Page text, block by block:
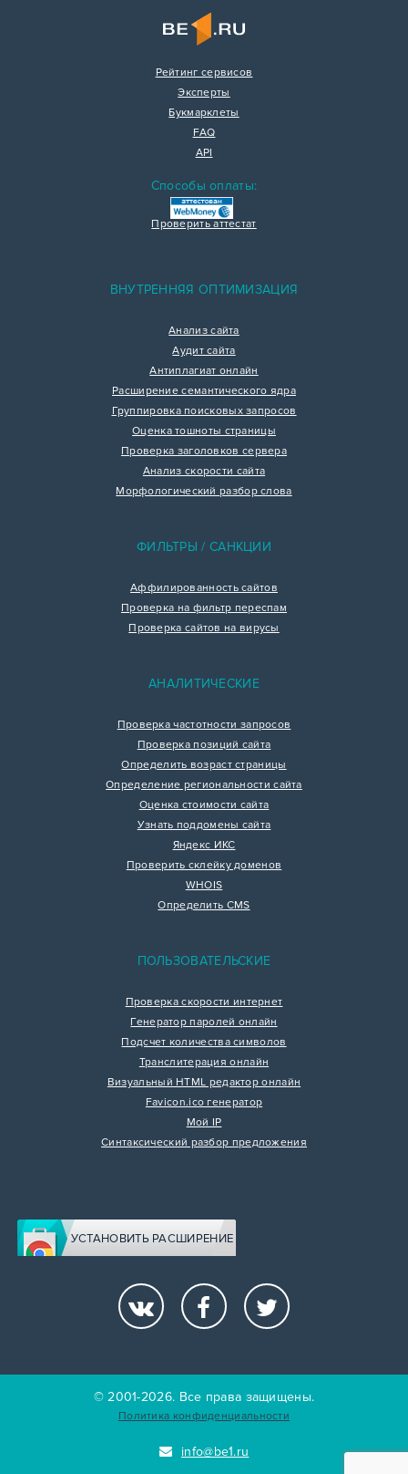
Рейтинг сервисов
Эксперты
Букмарклеты
FAQ
API
Способы оплаты:
Проверить аттестат
ВНУТРЕННЯЯ ОПТИМИЗАЦИЯ
Анализ сайта
Аудит сайта
Антиплагиат онлайн
Расширение семантического ядра
Группировка поисковых запросов
Оценка тошноты страницы
Проверка заголовков сервера
Анализ скорости сайта
Морфологический разбор слова
ФИЛЬТРЫ / САНКЦИИ
Аффилированность сайтов
Проверка на фильтр переспам
Проверка сайтов на вирусы
АНАЛИТИЧЕСКИЕ
Проверка частотности запросов
Проверка позиций сайта
Определить возраст страницы
Определение региональности сайта
Оценка стоимости сайта
Узнать поддомены сайта
Яндекс ИКС
Проверить склейку доменов
WHOIS
Определить CMS
ПОЛЬЗОВАТЕЛЬСКИЕ
Проверка скорости интернет
Генератор паролей онлайн
Подсчет количества символов
Транслитерация онлайн
Визуальный HTML редактор онлайн
Favicon.ico генератор
Мой IP
Синтаксический разбор предложения
УСТАНОВИТЬ РАСШИРЕНИЕ
© 2001-2026. Все права защищены.
Политика конфиденциальности
info@be1.ru